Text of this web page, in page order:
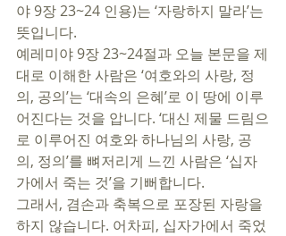
야 9장 23~24 인용)는 ‘자랑하지 말라’는
뜻입니다.
예레미야 9장 23~24절과 오늘 본문을 제
대로 이해한 사람은 ‘여호와의 사랑, 정
의, 공의’는 ‘대속의 은혜’로 이 땅에 이루
어진다는 것을 압니다. ‘대신 제물 드림으
로 이루어진 여호와 하나님의 사랑, 공
의, 정의’를 뼈저리게 느낀 사람은 ‘십자
가에서 죽는 것’을 기뻐합니다.
그래서, 겸손과 축복으로 포장된 자랑을
하지 않습니다. 어차피, 십자가에서 죽었